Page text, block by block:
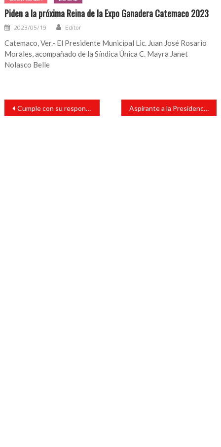
Piden a la próxima Reina de la Expo Ganadera Catemaco 2023
2023/05/19 Editor
Catemaco, Ver.- El Presidente Municipal Lic. Juan José Rosario
Morales, acompañado de la Síndica Única C. Mayra Janet
Nolasco Belle
Navegación
entradas
Cumple con su responsabilidad cívica, Arturo Rafael González Rodríguez aspirante de Movimiento Ciudadano Aspirante a la Presidencia Municipal de Catemaco por Morena acude a sufragar